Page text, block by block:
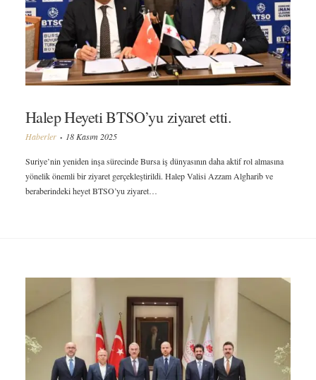
Halep Heyeti BTSO’yu ziyaret etti.
Haberler 18 Kasım 2025
Suriye’nin yeniden inşa sürecinde Bursa iş dünyasının daha aktif rol almasına
yönelik önemli bir ziyaret gerçekleştirildi. Halep Valisi Azzam Algharib ve
beraberindeki heyet BTSO’yu ziyaret…